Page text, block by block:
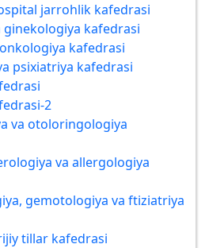
jarrohlik kafedrasi
ginekologiya kafedrasi
kafedrasi
psixiatriya kafedrasi
2
va otoloringologiya
va allergologiya
gemotologiya va ftiziatriya
tillar kafedrasi